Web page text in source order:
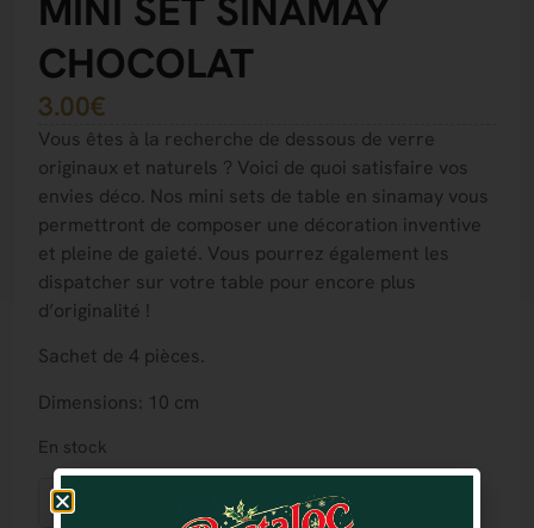
MINI SET SINAMAY
CHOCOLAT
3.00€
Vous êtes à la recherche de dessous de verre
originaux et naturels ? Voici de quoi satisfaire vos
envies déco. Nos mini sets de table en sinamay vous
permettront de composer une décoration inventive
et pleine de gaieté. Vous pourrez également les
dispatcher sur votre table pour encore plus
d’originalité !
Sachet de 4 pièces.
Dimensions: 10 cm
En stock
Ajouter au panier